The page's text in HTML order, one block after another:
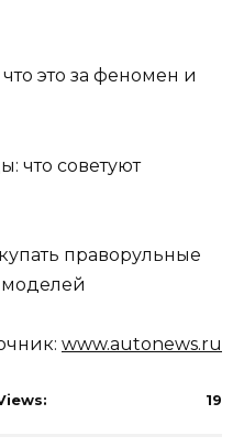
это за феномен и
что советуют
праворульные
моделей
www.autonews.ru
19